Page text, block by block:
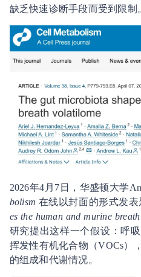
缺乏快速诊断手段而受到限制
2026年4月7日，华盛顿大学
bolism 在线以封面的形式发表
es the human and murine
研究提出这样一个假设：呼
挥发性有机化合物（VOCs）
的组成和代谢情况。